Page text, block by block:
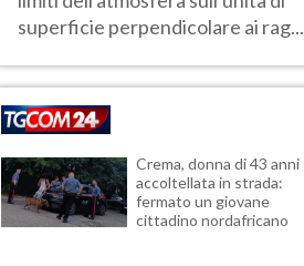
superficie perpendicolare ai rag...
Crema, donna di 43 anni
accoltellata in strada:
fermato un giovane
cittadino nordafricano